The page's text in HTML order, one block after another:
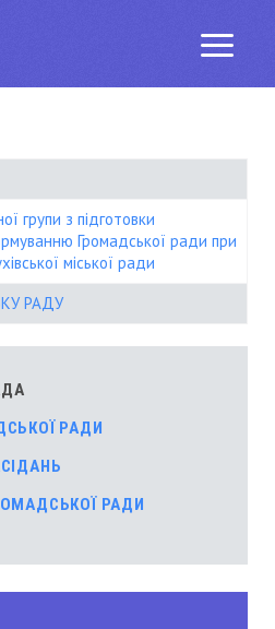
групи з підготовки
Громадської ради при
міської ради
РАДУ
РАДИ
РАДИ